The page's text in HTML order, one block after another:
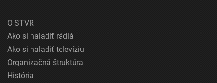
O STVR
Ako si naladiť rádiá
Ako si naladiť televíziu
Organizačná štruktúra
História